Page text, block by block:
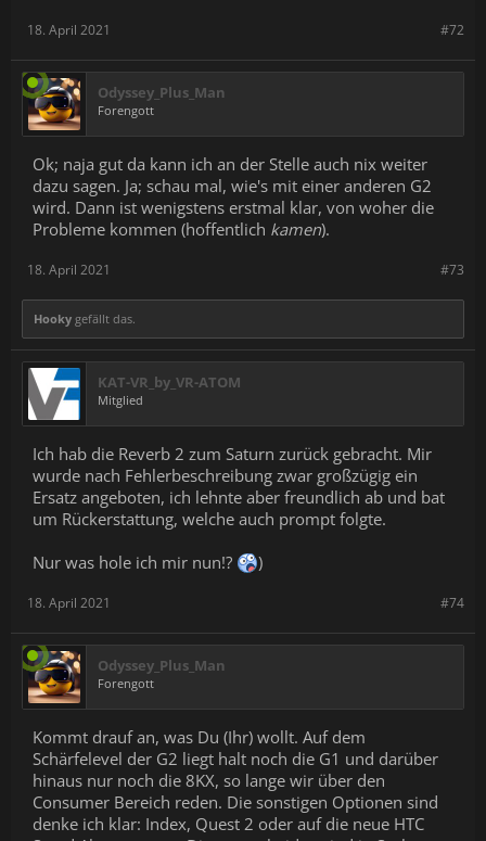
#72
18. April 2021
Odyssey_Plus_Man
Forengott
Ok; naja gut da kann ich an der Stelle auch nix weiter
dazu sagen. Ja; schau mal, wie's mit einer anderen G2
wird. Dann ist wenigstens erstmal klar, von woher die
Probleme kommen (hoffentlich kamen).
#73
18. April 2021
Hooky gefällt das.
KAT-VR_by_VR-ATOM
Mitglied
Ich hab die Reverb 2 zum Saturn zurück gebracht. Mir
wurde nach Fehlerbeschreibung zwar großzügig ein
Ersatz angeboten, ich lehnte aber freundlich ab und bat
um Rückerstattung, welche auch prompt folgte.
Nur was hole ich mir nun!?
)
#74
18. April 2021
Odyssey_Plus_Man
Forengott
Kommt drauf an, was Du (Ihr) wollt. Auf dem
Schärfelevel der G2 liegt halt noch die G1 und darüber
hinaus nur noch die 8KX, so lange wir über den
Consumer Bereich reden. Die sonstigen Optionen sind
denke ich klar: Index, Quest 2 oder auf die neue HTC